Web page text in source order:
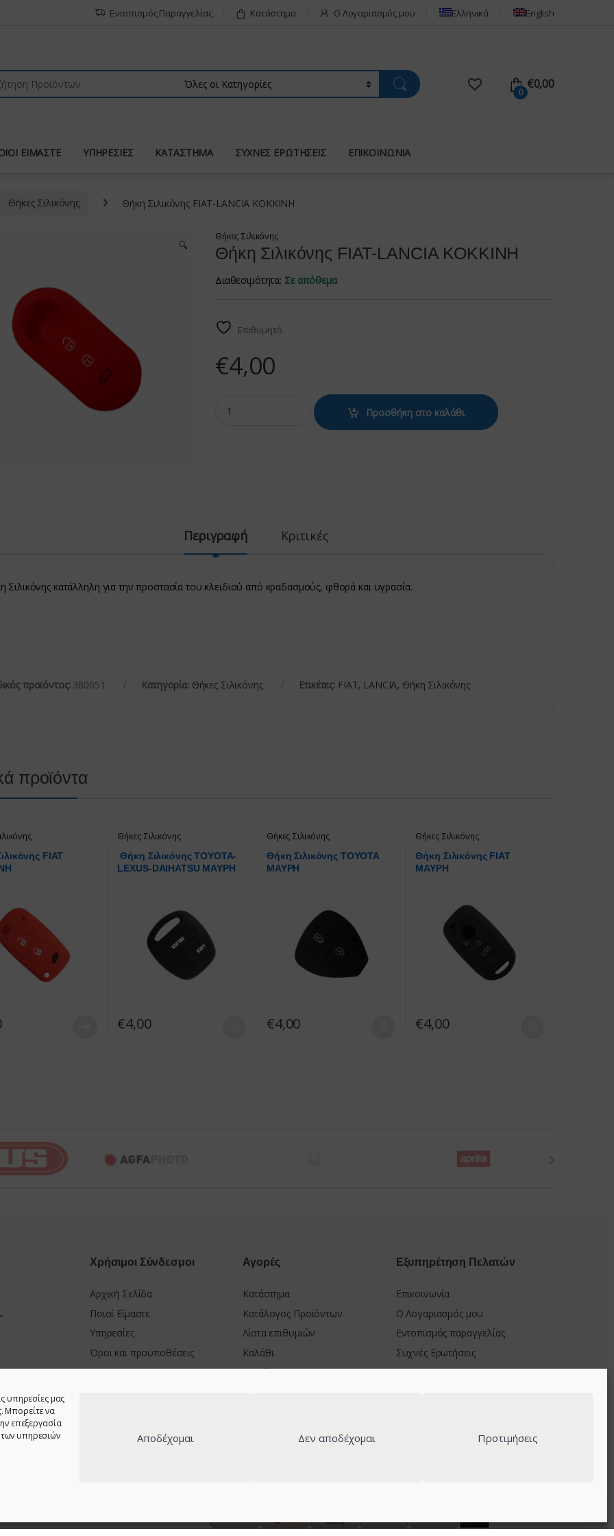
υπηρεσίες μας
Μπορείτε να
επεξεργασία
υπηρεσιών
Αποδέχομαι Δεν αποδέχομαι Προτιμήσεις
Εντοπισμός Παραγγελίας Κατάστημα Ο Λογαριασμός μου Ελληνικά English
0
€0,00
ΕΙΜΑΣΤΕ ΥΠΗΡΕΣΙΕΣ ΚΑΤΑΣΤΗΜΑ ΣΥΧΝΕΣ ΕΡΩΤΗΣΕΙΣ ΕΠΙΚΟΙΝΩΝΙΑ
Θήκες Σιλικόνης Θήκη Σιλικόνης FIAT-LANCIA ΚΟΚΚΙΝΗ
🔍
Θήκες Σιλικόνης
Θήκη Σιλικόνης FIAT-LANCIA ΚΟΚΚΙΝΗ
Διαθεσιμότητα: Σε απόθεμα
Επιθυμητό
€4,00
Θήκη Σιλικόνης FIAT-LANCIA ΚΟΚΚΙΝΗ quantity
Προσθήκη στο καλάθι
Περιγραφή Κριτικές
Σιλικόνης κατάλληλη για την προστασία του κλειδιού από κραδασμούς, φθορά και υγρασία.
προϊόντος: 380051 Κατηγορία: Θήκες Σιλικόνης Ετικέτες: FIAT, LANCIA, Θήκη Σιλικόνης
προϊόντα
FIAT
Θήκες Σιλικόνης
Θήκη Σιλικόνης TOYOTA-
LEXUS-DAIHATSU ΜΑΥΡΗ
€4,00
Θήκες Σιλικόνης
Θήκη Σιλικόνης TOYOTA
ΜΑΥΡΗ
€4,00
Θήκες Σιλικόνης
Θήκη Σιλικόνης FIAT
ΜΑΥΡΗ
€4,00
30100
&
Χρήσιμοι Σύνδεσμοι
Αρχική Σελίδα
Ποιοί Είμαστε
Υπηρεσίες
Όροι και προϋποθέσεις
Πολιτική Απορρήτου
Αγορές
Κατάστημα
Κατάλογος Προϊόντων
Λίστα επιθυμιών
Καλάθι
Ταμείο
Εξυπηρέτηση Πελατών
Επικοινωνία
Ο Λογαριασμός μου
Εντοπισμός παραγγελίας
Συχνές Ερωτήσεις
- Web design: